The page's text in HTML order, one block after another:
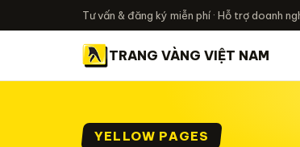
Tư vấn & đăng ký miễn phí · Hỗ trợ doanh
TRANG VÀNG VIỆT NAM
YELLOW PAGES